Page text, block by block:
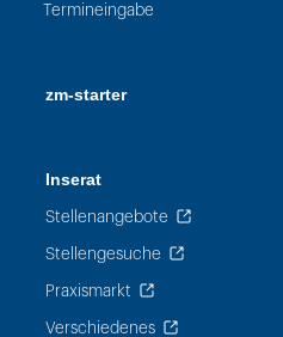
Termineingabe
zm-starter
Inserat
Stellenangebote
Stellengesuche
Praxismarkt
Verschiedenes